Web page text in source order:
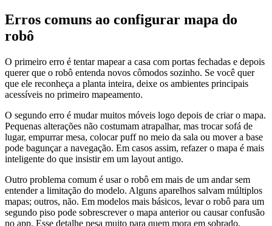
Erros comuns ao configurar mapa do
robô
O primeiro erro é tentar mapear a casa com portas fechadas e depois
querer que o robô entenda novos cômodos sozinho. Se você quer
que ele reconheça a planta inteira, deixe os ambientes principais
acessíveis no primeiro mapeamento.
O segundo erro é mudar muitos móveis logo depois de criar o mapa.
Pequenas alterações não costumam atrapalhar, mas trocar sofá de
lugar, empurrar mesa, colocar puff no meio da sala ou mover a base
pode bagunçar a navegação. Em casos assim, refazer o mapa é mais
inteligente do que insistir em um layout antigo.
Outro problema comum é usar o robô em mais de um andar sem
entender a limitação do modelo. Alguns aparelhos salvam múltiplos
mapas; outros, não. Em modelos mais básicos, levar o robô para um
segundo piso pode sobrescrever o mapa anterior ou causar confusão
no app. Esse detalhe pesa muito para quem mora em sobrado.